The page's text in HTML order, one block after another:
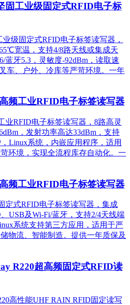
固工业级固定式RFID电子标
业级固定式RFID电子标签读写器，
宽温，支持4/8路天线或集成天
蓝牙5.3，灵敏度-92dBm，读取速
车、户外、冷库等严苛环境。一年
频工业RFID电子标签读写器
业RFID电子标签读写器，8路高灵
，发射功率高达33dBm，支持
Linux系统，内嵌应用程序，适用
环境，实现全流程库存自动化。一
频工业RFID电子标签读写器
定式RFID电子标签读写器，集成
USB及Wi-Fi/蓝牙，支持2/4天线端
系统支持第三方应用，适用于严
物流、智能制造。提供一年质保及
R220超高频固定式RFID读
高性能UHF RAIN RFID固定读写